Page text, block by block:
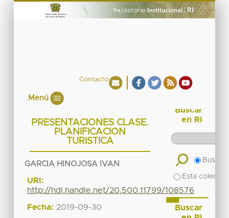
Contacto
Menú
PRESENTACIONES CLASE.
PLANIFICACION
TURISTICA
GARCIA HINOJOSA IVAN
URI:
http://hdl.handle.net/20.500.11799/108576
Fecha: 2019-09-30
Buscar
en RI
Buscar
Esta
Buscar